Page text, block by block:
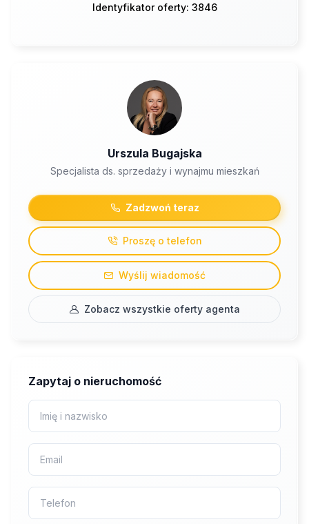
Identyfikator oferty: 3846
Urszula Bugajska
Specjalista ds. sprzedaży i wynajmu mieszkań
Zadzwoń teraz
Proszę o telefon
Wyślij wiadomość
Zobacz wszystkie oferty agenta
Zapytaj o nieruchomość